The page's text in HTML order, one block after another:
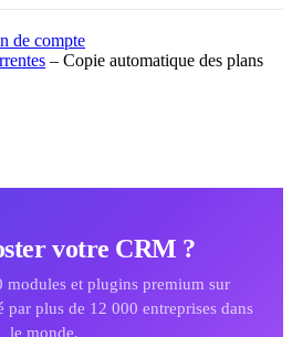
de compte
– Copie automatique des plans
votre CRM ?
modules et plugins premium sur
plus de 12 000 entreprises dans
le monde.